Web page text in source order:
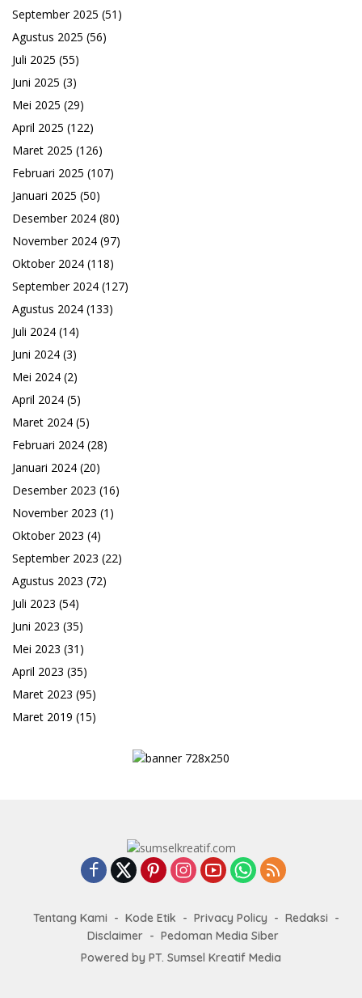
September 2025 (51)
Agustus 2025 (56)
Juli 2025 (55)
Juni 2025 (3)
Mei 2025 (29)
April 2025 (122)
Maret 2025 (126)
Februari 2025 (107)
Januari 2025 (50)
Desember 2024 (80)
November 2024 (97)
Oktober 2024 (118)
September 2024 (127)
Agustus 2024 (133)
Juli 2024 (14)
Juni 2024 (3)
Mei 2024 (2)
April 2024 (5)
Maret 2024 (5)
Februari 2024 (28)
Januari 2024 (20)
Desember 2023 (16)
November 2023 (1)
Oktober 2023 (4)
September 2023 (22)
Agustus 2023 (72)
Juli 2023 (54)
Juni 2023 (35)
Mei 2023 (31)
April 2023 (35)
Maret 2023 (95)
Maret 2019 (15)
Tentang Kami Kode Etik Privacy Policy
Redaksi
Disclaimer
Pedoman Media Siber
Powered by PT. Sumsel Kreatif Media